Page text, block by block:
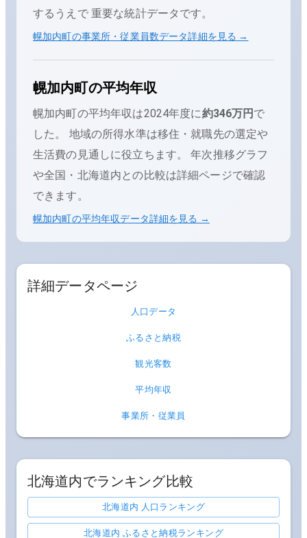
するうえで 重要な統計データです。
幌加内町の事業所・従業員数データ詳細を見る →
幌加内町の平均年収
幌加内町の平均年収は2024年度に約346万円 で
した。
地域の所得水準は移住・就職先の選定や
生活費の見通しに役立ちます。 年次推移グラフ
や全国・ 北海道内との比較は詳細ページで確認
できます。
幌加内町の平均年収データ詳細を見る →
詳細データページ
人口データ
ふるさと納税
観光客数
平均年収
事業所・従業員
北海道内でランキング比較
北海道内 人口ランキング
北海道内 ふるさと納税ランキング